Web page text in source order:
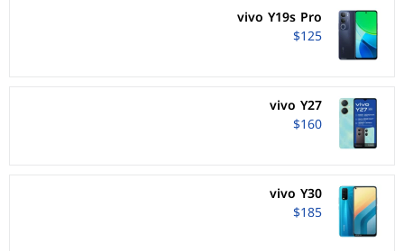
vivo Y19s Pro
$125
vivo Y27
$160
vivo Y30
$185